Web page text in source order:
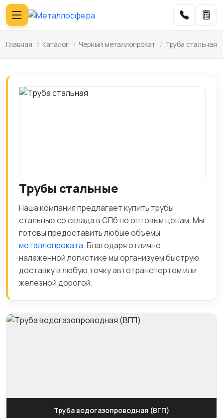
Главная / Каталог / Черный металлопрокат / Труба стальная
Трубы стальные
Наша компания предлагает купить трубы
стальные со склада в СПб по оптовым ценам. Мы
готовы предоставить любые объемы
металлопроката. Благодаря отлично
налаженной логистике мы организуем быструю
доставку в любую точку автотранспортом или
железной дорогой.
Труба водогазопроводная (ВГП)